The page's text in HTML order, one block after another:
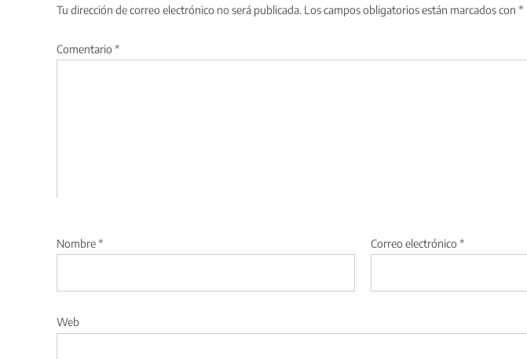
Tu dirección de correo electrónico no será publicada. Los campos obligatorios están marcados con *
Comentario *
Nombre* Correo electrónico *
Web